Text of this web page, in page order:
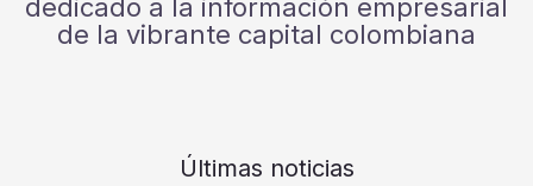
dedicado a la información empresarial
de la vibrante capital colombiana
Últimas noticias